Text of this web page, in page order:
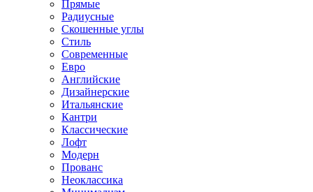
Прямые
Радиусные
Скошенные углы
Стиль
Современные
Евро
Английские
Дизайнерские
Итальянские
Кантри
Классические
Лофт
Модерн
Прованс
Неоклассика